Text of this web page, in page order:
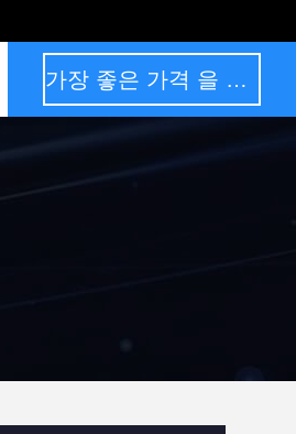
가장 좋은 가격 을 구하라